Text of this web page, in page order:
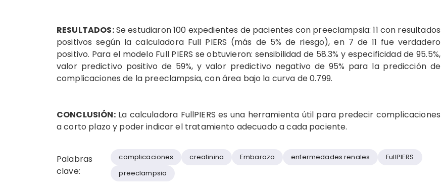
RESULTADOS:Se estudiaron 100 expedientes de pacientes con preeclampsia: 11 con resultados
positivos según la calculadora Full PIERS (más de 5% de riesgo), en 7 de 11 fue verdadero
positivo. Para el modelo Full PIERS se obtuvieron: sensibilidad de 58.3% y especificidad de 95.5%,
valor predictivo positivo de 59%, y valor predictivo negativo de 95% para la predicción de
complicaciones de la preeclampsia, con área bajo la curva de 0.799.
CONCLUSIÓN:La calculadora FullPIERS es una herramienta útil para predecir complicaciones
a corto plazo y poder indicar el tratamiento adecuado a cada paciente.
Palabras
clave:
complicaciones creatinina Embarazo enfermedades renales
FullPIERS
preeclampsia